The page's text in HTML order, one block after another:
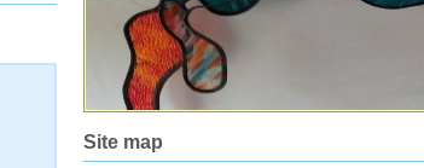
Site map